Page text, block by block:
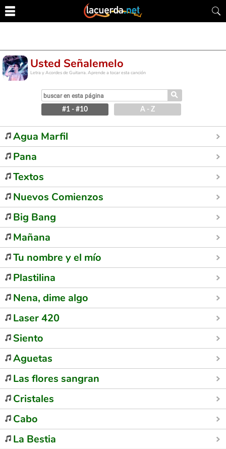
Usted Señalemelo
Letra y Acordes de Guitarra. Aprende a tocar esta canción
⚲
#1 - #10 A - Z
Agua Marfil
Pana
Textos
Nuevos Comienzos
Big Bang
Mañana
Tu nombre y el mío
Plastilina
Nena, dime algo
Laser 420
Siento
Aguetas
Las flores sangran
Cristales
Cabo
La Bestia